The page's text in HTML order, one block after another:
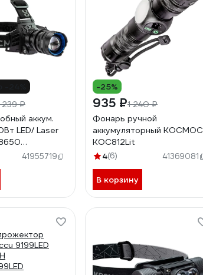
239 ₽
аккум.
LED/ Laser
алюм./ USB
41955719
-25%
935 ₽1 240 ₽
Фонарь ручной
аккумуляторный КОСМОС
KOC812Lit
4(6) 41369081
В корзину